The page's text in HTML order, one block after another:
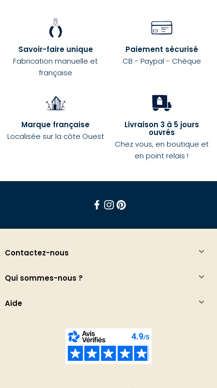
Savoir-faire unique
Fabrication manuelle et
française
Paiement sécurisé
CB - Paypal - Chèque
Marque française
Localisée sur la côte Ouest
Livraison 3 à 5 jours
ouvrés
Chez vous, en boutique et
en point relais !
Contactez-nous
Qui sommes-nous ?
Aide